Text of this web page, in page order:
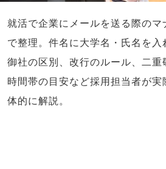
就活で企業にメールを送る際のマ
で整理。件名に大学名・氏名を
御社の区別、改行のルール、二重
時間帯の目安など採用担当者が実
体的に解説。